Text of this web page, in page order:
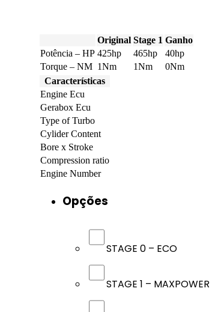
Original Stage 1 Ganho
Potência – HP 425hp 465hp
40hp
Torque – NM 1Nm 1Nm
0Nm
Características
Engine Ecu
Gerabox Ecu
Type of Turbo
Cylider Content
Bore x Stroke
Compression ratio
Engine Number
Opções
STAGE 0 – ECO
STAGE 1 – MAXPOWER